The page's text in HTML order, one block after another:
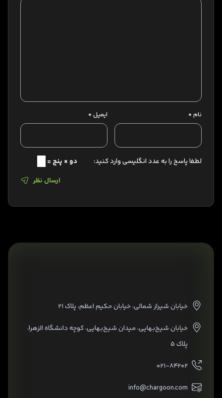
نام* ایمیل*
لطفا پاسخ را به عدد انگلیسی وارد کنید:
دو × پنج =
ارسال نظر
خیابان شیراز شمالی، خیابان حکیم اعظم، پلاک ۲۱
خیابان شیخ‌بهایی، میدان شیخ‌بهایی، کوچه دانشگاه الزهرا،
پلاک ۵
۰۲۱-۸۴۲۰۲
info@chargoon.com